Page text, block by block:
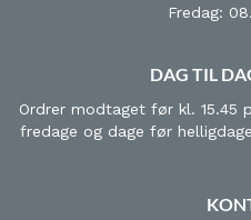
Fredag:
DAG TIL
Ordrer modtaget før kl. 15.45
fredage og dage før